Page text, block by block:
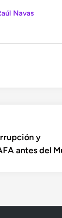
Navas
y
antes del